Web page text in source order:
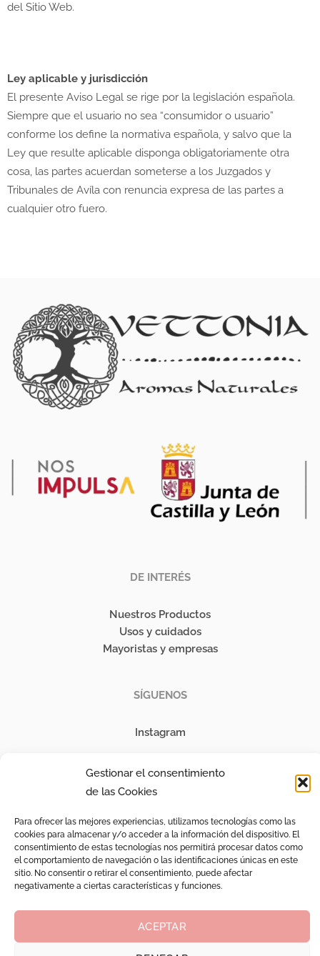
Gestionar el consentimiento
de las Cookies
Para ofrecer las mejores experiencias, utilizamos tecnologías como las
cookies para almacenar y/o acceder a la información del dispositivo. El
consentimiento de estas tecnologías nos permitirá procesar datos como
el comportamiento de navegación o las identificaciones únicas en este
sitio. No consentir o retirar el consentimiento, puede afectar
negativamente a ciertas características y funciones.
ACEPTAR
del Sitio Web.
Ley aplicable y jurisdicción
El presente Aviso Legal se rige por la legislación española.
Siempre que el usuario no sea “consumidor o usuario”
conforme los define la normativa española, y salvo que la
Ley que resulte aplicable disponga obligatoriamente otra
cosa, las partes acuerdan someterse a los Juzgados y
Tribunales de Avíla con renuncia expresa de las partes a
cualquier otro fuero.
DE INTERÉS
Nuestros Productos
Usos y cuidados
Mayoristas y empresas
SÍGUENOS
Instagram
LEGAL
Aviso Legal
Pedidos y Devoluciones
FAQ
Política privacidad
Política cookies
©2026 | Vettonia Aromas Naturales
Powered by Linketer